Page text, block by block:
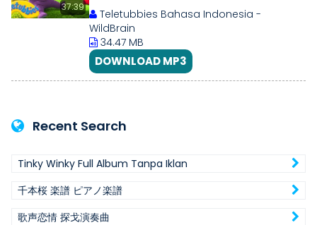
37:39
Teletubbies Bahasa Indonesia -
WildBrain
34.47 MB
DOWNLOAD MP3
Recent Search
Tinky Winky Full Album Tanpa Iklan
千本桜 楽譜 ピアノ楽譜
歌声恋情 探戈演奏曲